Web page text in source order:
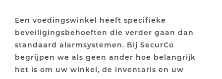
Een voedingswinkel heeft specifieke
beveiligingsbehoeften die verder gaan dan
standaard alarmsystemen. Bij SecurCo
begrijpen we als geen ander hoe belangrijk
het is om uw winkel, de inventaris en uw